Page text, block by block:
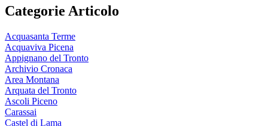
Categorie Articolo
Acquasanta Terme
Acquaviva Picena
Appignano del Tronto
Archivio Cronaca
Area Montana
Arquata del Tronto
Ascoli Piceno
Carassai
Castel di Lama